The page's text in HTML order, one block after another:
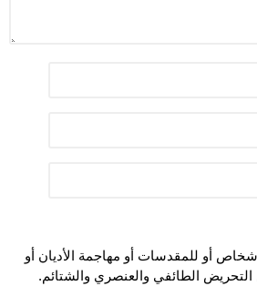
أو للمقدسات أو مهاجمة الأديان أو
التحريض الطائفي والعنصري والشتائم.